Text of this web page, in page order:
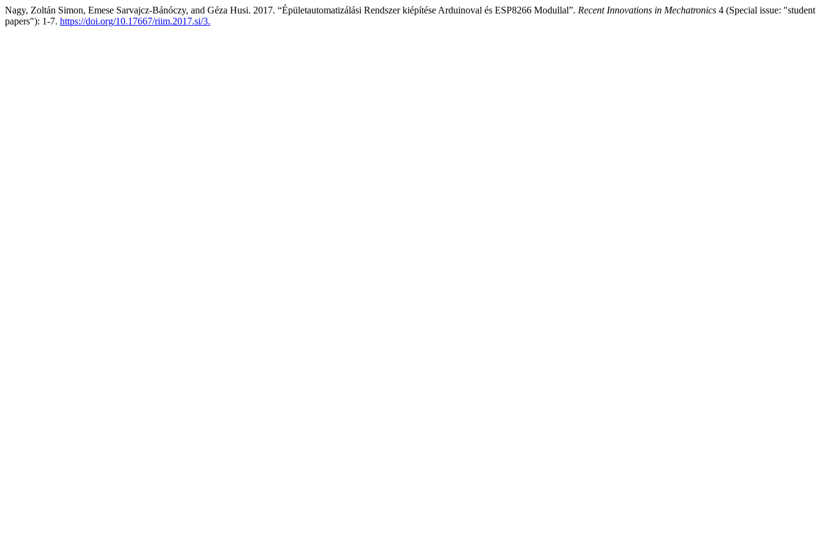
Nagy, Zoltán Simon, Emese Sarvajcz-Bánóczy, and Géza Husi. 2017. “Épületautomatizálási Rendszer kiépítése Arduinoval és ESP8266 Modullal”. Recent Innovations in Mechatronics 4 (Special issue: "student
papers"): 1-7. https://doi.org/10.17667/riim.2017.si/3.